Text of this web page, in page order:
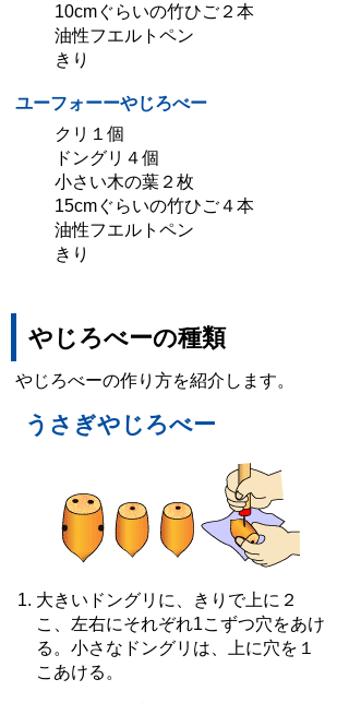
10cmぐらいの竹ひご２本
油性フエルトペン
きり
ユーフォーーやじろべー
クリ１個
ドングリ４個
小さい木の葉２枚
15cmぐらいの竹ひご４本
油性フエルトペン
きり
やじろべーの種類
やじろべーの作り方を紹介します。
うさぎやじろべー
大きいドングリに、きりで上に２
こ、左右にそれぞれ1こずつ穴をあけ
る。小さなドングリは、上に穴を１
こあける。